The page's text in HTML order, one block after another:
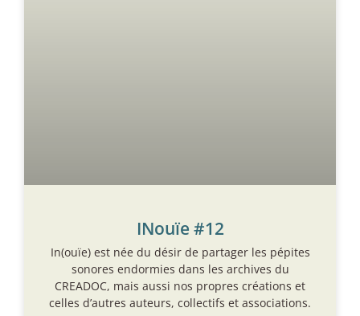
INouïe #12
In(ouïe) est née du désir de partager les pépites
sonores endormies dans les archives du
CREADOC, mais aussi nos propres créations et
celles d’autres auteurs, collectifs et associations.